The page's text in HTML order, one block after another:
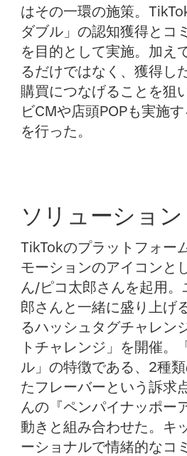
はその一環の施策。
ダブル」の認知獲得とコ
を目的として実施。加え
るだけではなく、獲得し
購買につなげることを狙
ビCMや店頭POPも実施
を行った。
ソリューション
TikTokのプラットフォー
モーションのアイコンと
ん/ピコ太郎さんを起用
郎さんと一緒に盛り上げ
るハッシュタグチャレン
トチャレンジ」を開催。
ル」の特徴である、2種
たフレーバーという訴求
んの『ペンパイナッポー
動きと組み合わせた。キ
ーショナルで情緒的なコ